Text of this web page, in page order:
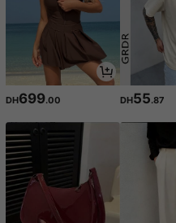
DH699.00 DH55.87